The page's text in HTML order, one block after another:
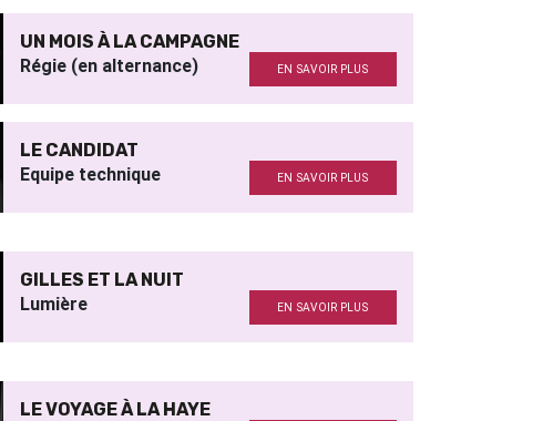
UN MOIS À LA CAMPAGNE
Régie (en alternance) EN SAVOIR PLUS
LE CANDIDAT
Equipe technique EN SAVOIR PLUS
GILLES ET LA NUIT
Lumière EN SAVOIR PLUS
LE VOYAGE À LA HAYE